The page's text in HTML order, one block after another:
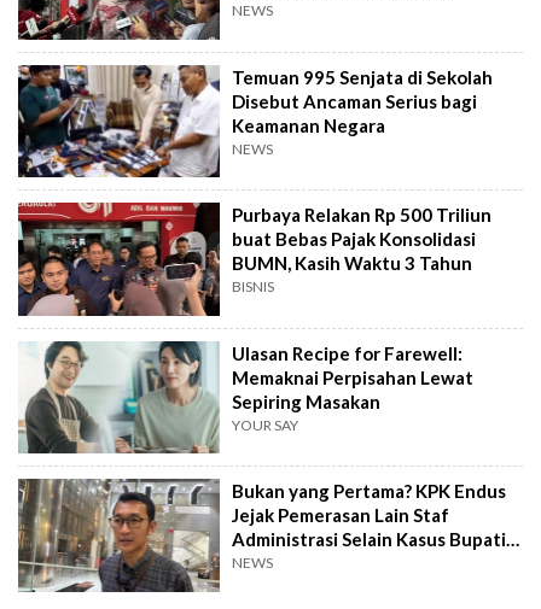
NEWS
Temuan 995 Senjata di Sekolah
Disebut Ancaman Serius bagi
Keamanan Negara
NEWS
Purbaya Relakan Rp 500 Triliun
buat Bebas Pajak Konsolidasi
BUMN, Kasih Waktu 3 Tahun
BISNIS
Ulasan Recipe for Farewell:
Memaknai Perpisahan Lewat
Sepiring Masakan
YOUR SAY
Bukan yang Pertama? KPK Endus
Jejak Pemerasan Lain Staf
Administrasi Selain Kasus Bupati
Pemalang
NEWS